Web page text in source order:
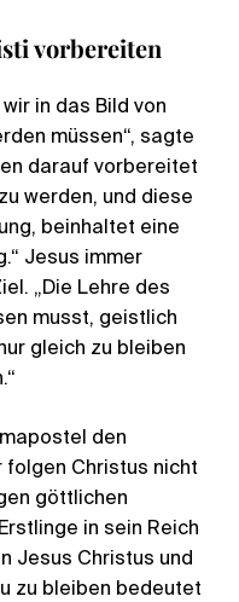
vorbereiten
in das Bild von
müssen“, sagte
darauf vorbereitet
werden, und diese
beinhaltet eine
Jesus immer
„Die Lehre des
musst, geistlich
gleich zu bleiben
den
folgen Christus nicht
göttlichen
in sein Reich
Jesus Christus und
zu bleiben bedeutet